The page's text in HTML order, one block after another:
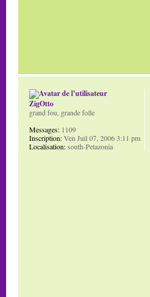
ZigOtto
grand fou, grande folle
Messages: 1109
Inscription:Ven Juil 07, 2006 3:11 pm
Localisation:south-Petazonia